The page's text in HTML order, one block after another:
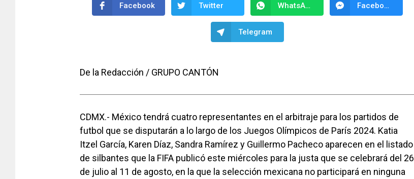
Facebook Twitter WhatsApp Facebook Messenger
Telegram
De la Redacción / GRUPO CANTÓN
CDMX.- México tendrá cuatro representantes en el arbitraje para los partidos de
futbol que se disputarán a lo largo de los Juegos Olímpicos de París 2024. Katia
Itzel García, Karen Díaz, Sandra Ramírez y Guillermo Pacheco aparecen en el listado
de silbantes que la FIFA publicó este miércoles para la justa que se celebrará del 26
de julio al 11 de agosto, en la que la selección mexicana no participará en ninguna